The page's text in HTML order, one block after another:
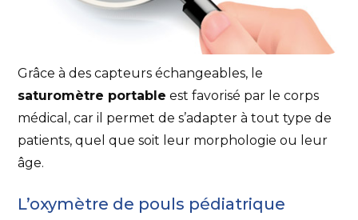
Grâce à des capteurs échangeables, le
saturomètre portable est favorisé par le corps
médical, car il permet de s’adapter à tout type de
patients, quel que soit leur morphologie ou leur
âge.
L’oxymètre de pouls pédiatrique